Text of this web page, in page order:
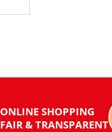
ONLINE SHOPPING
FAIR & TRANSPARENT